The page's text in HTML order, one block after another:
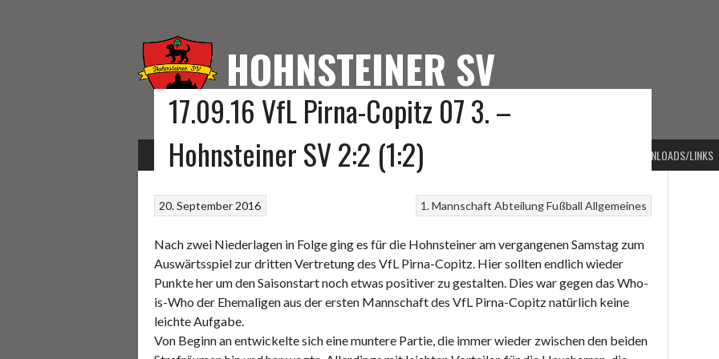
HOHNSTEINER SV
HOMEPAGE DES HOHNSTEINER SV
START FUSSBALL KEGELN SONSTIGE SPORTARTEN VORSTAND DOWNLOADS/LINKS
17.09.16 VfL Pirna-Copitz 07 3. –
Hohnsteiner SV 2:2 (1:2)
1. Mannschaft Abteilung Fußball Allgemeines
20. September 2016
Nach zwei Niederlagen in Folge ging es für die Hohnsteiner am vergangenen Samstag zum
Auswärtsspiel zur dritten Vertretung des VfL Pirna-Copitz. Hier sollten endlich wieder
Punkte her um den Saisonstart noch etwas positiver zu gestalten. Dies war gegen das Who-
is-Who der Ehemaligen aus der ersten Mannschaft des VfL Pirna-Copitz natürlich keine
leichte Aufgabe.
Von Beginn an entwickelte sich eine muntere Partie, die immer wieder zwischen den beiden